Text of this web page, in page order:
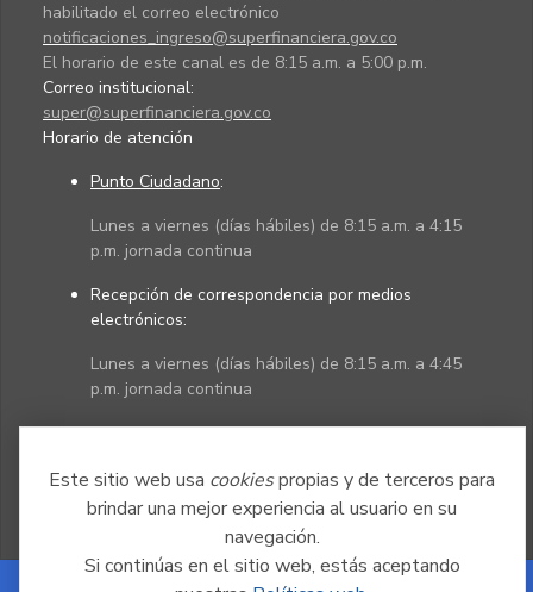
Este sitio web usa cookiespropias y de terceros para
brindar una mejor experiencia al usuario en su
navegación.
Si continúas en el sitio web, estás aceptando
habilitado el correo electrónico
notificaciones_ingreso@superfinanciera.gov.co
El horario de este canal es de 8:15 a.m. a 5:00 p.m.
Correo institucional:
super@superfinanciera.gov.co
Horario de atención
Punto Ciudadano:
Lunes a viernes (días hábiles) de 8:15 a.m. a 4:15
p.m. jornada continua
Recepción de correspondencia por medios
electrónicos:
Lunes a viernes (días hábiles) de 8:15 a.m. a 4:45
p.m. jornada continua